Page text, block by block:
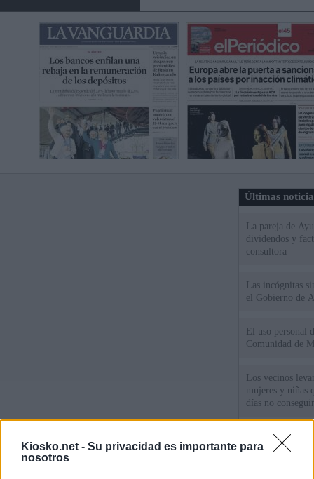
Kiosko.net - Su privacidad es importante para
nosotros
Últimas
La pareja de
dividendos y
consultora
Las incógnitas
el Gobierno de
El uso personal
Comunidad de
Los vecinos
mujeres y niñas
días no
La protección
de fronteras